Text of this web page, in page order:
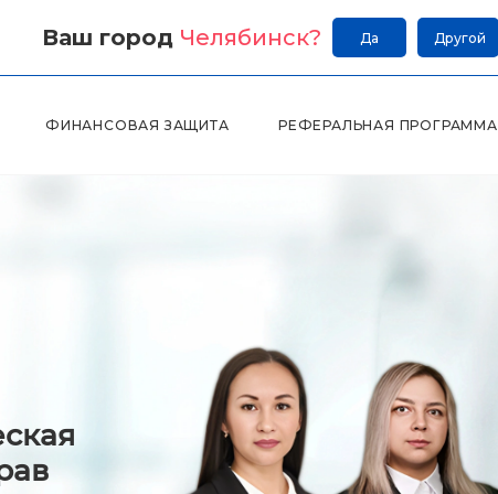
Ваш город Челябинск? Да Другой
ФИНАНСОВАЯ ЗАЩИТА РЕФЕРАЛЬНАЯ ПРОГРАММА